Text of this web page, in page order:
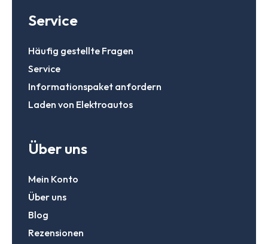
Service
Häufig gestellte Fragen
Service
Informationspaket anfordern
Laden von Elektroautos
Über uns
Mein Konto
Über uns
Blog
Rezensionen